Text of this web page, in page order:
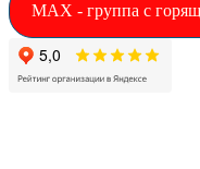
MAX - группа с